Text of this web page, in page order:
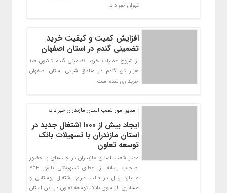
تهران خبر داد.
افزایش کمیت و کیفیت خرید
تضمینی گندم در استان اصفهان
از شروع عملیات خرید تضمینی گندم تاکنون 100
هزار تن گندم در مناطق شرقی استان اصفهان
خریداری شده است.
مدیر امور شعب استان مازندران خبر داد؛
ایجاد بیش از ۱۰۰۰ اشتغال جدید در
استان مازندران با تسهیلات بانک
توسعه تعاون
​مدیر شعب استان مازندران در جلسه‌ای با حضور
اصحاب رسانه از اعطای تسهیلاتی بالغ‌بر 754
میلیارد ریال در قالب طرح اشتغال روستایی و
عشایری، از سوی بانک توسعه تعاون در این استان